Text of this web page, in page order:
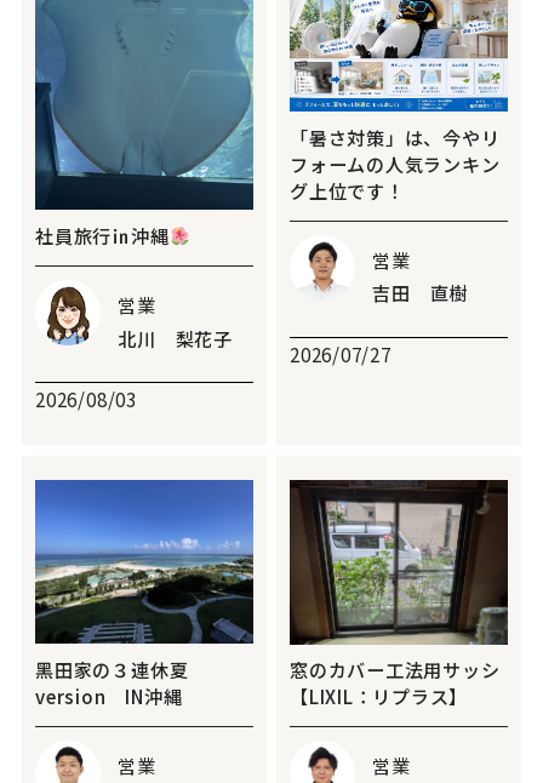
社員旅行㏌沖縄
営業
北川 梨花子
2026/08/03
「暑さ対策」は、今やリ
フォームの人気ランキン
グ上位です！
営業
吉田 直樹
2026/07/27
黑田家の３連休夏
version IN沖縄
営業
窓のカバー工法用サッシ
【LIXIL：リプラス】
営業